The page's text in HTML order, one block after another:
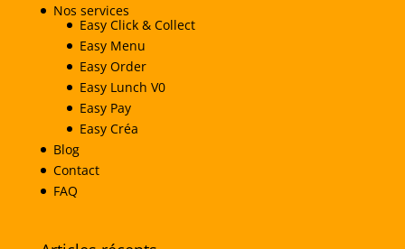
Nos services
Easy Click & Collect
Easy Menu
Easy Order
Easy Lunch V0
Easy Pay
Easy Créa
Blog
Contact
FAQ